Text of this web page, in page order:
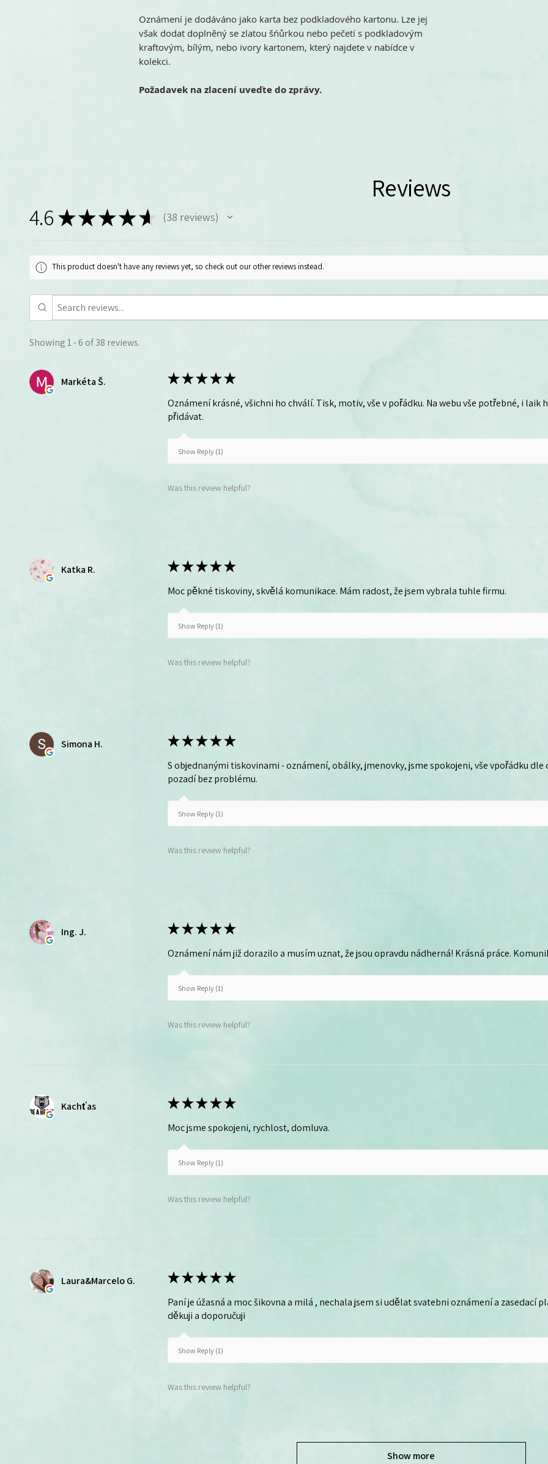
Oznámení je dodáváno jako karta bez podkladového kartonu. Lze jej
však dodat doplněný se zlatou šńůrkou nebo pečetí s podkladovým
kraftovým, bílým, nebo ivory kartonem, který najdete v nabídce v
kolekci.
Požadavek na zlacení uveďte do zprávy.
Reviews
4.6 ★★★★★ 38 reviews
38
This product doesn't have any reviews yet, so check out our other reviews instead.
Showing 1 - 6 of 38 reviews.
Markéta Š. ★★★★★
Oznámení krásné, všichni ho chválí. Tisk, motiv, vše v pořádku. Na webu vše potřebné, i
přidávat.
Show Reply (1)
Was this review helpful?
Katka R. ★★★★★
Moc pěkné tiskoviny, skvělá komunikace. Mám radost, že jsem vybrala tuhle firmu.
Show Reply (1)
Was this review helpful?
Simona H. ★★★★★
S objednanými tiskovinami - oznámení, obálky, jmenovky, jsme spokojeni, vše vpořádku
pozadí bez problému.
Show Reply (1)
Was this review helpful?
Ing. J. ★★★★★
Oznámení nám již dorazilo a musím uznat, že jsou opravdu nádherná! Krásná práce.
Show Reply (1)
Was this review helpful?
Kachťas ★★★★★
Moc jsme spokojeni, rychlost, domluva.
Show Reply (1)
Was this review helpful?
Laura&Marcelo G. ★★★★★
Paní je úžasná a moc šikovna a milá , nechala jsem si udělat svatebni oznámení a
děkuji a doporučuji
Show Reply (1)
Was this review helpful?
Show more